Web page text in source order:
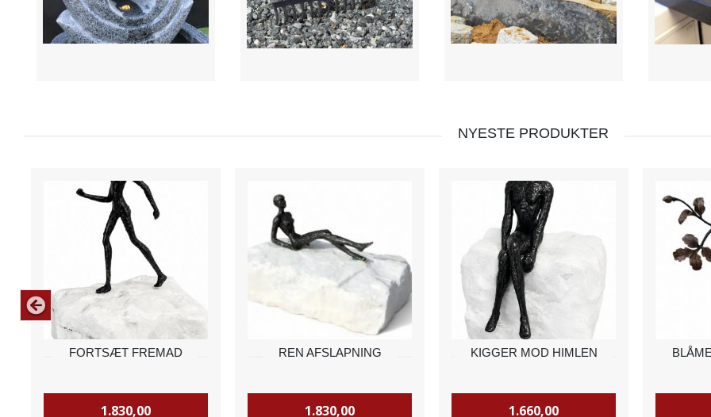
NYESTE PRODUKTER
FORTSÆT FREMAD
1.830,00
REN AFSLAPNING
1.830,00
KIGGER MOD HIMLEN
1.660,00